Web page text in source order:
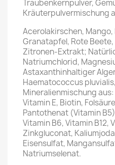
Traubenkernpulver,
Kräuterpulvermischung
Acerolakirschen, Mango,
Granatapfel, Rote
Zitronen-Extrakt;
Natriumchlorid,
Astaxanthinhaltiger
Haematococcus
Mineralienmischung aus:
Vitamin E, Biotin,
Pantothenat (Vitamin
Vitamin B6, Vitamin B12,
Zinkgluconat,
Eisensulfat,
Natriumselenat.